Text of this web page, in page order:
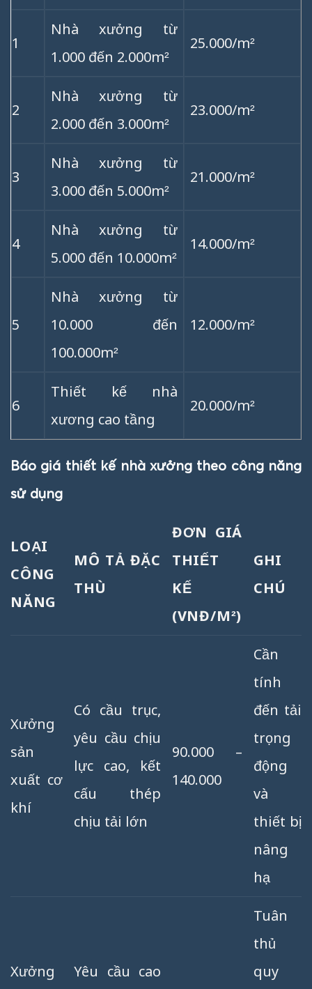
1
Nhà xưởng từ
1.000 đến 2.000m²
25.000/m²
2
Nhà xưởng từ
2.000 đến 3.000m²
23.000/m²
3
Nhà xưởng từ
3.000 đến 5.000m²
21.000/m²
4
Nhà xưởng từ
5.000 đến 10.000m²
14.000/m²
5
Nhà xưởng từ
10.000 đến
100.000m²
12.000/m²
6
Thiết kế nhà
xương cao tầng
20.000/m²
Báo giá thiết kế nhà xưởng theo công năng
sử dụng
LOẠI
CÔNG
NĂNG
MÔ TẢ ĐẶC
THÙ
ĐƠN GIÁ
THIẾT
KẾ
(VNĐ/M²)
GHI
CHÚ
Xưởng
sản
xuất cơ
khí
Có cầu trục,
yêu cầu chịu
lực cao, kết
cấu thép
chịu tải lớn
90.000 –
140.000
Cần
tính
đến tải
trọng
động
và
thiết bị
nâng
hạ
Xưởng
Yêu cầu cao
Tuân
thủ
quy